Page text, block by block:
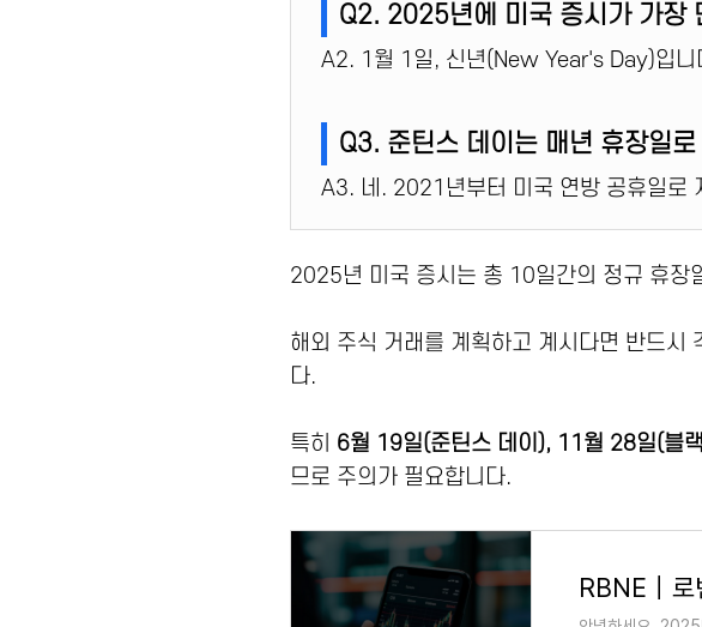
Q2. 2025년에 미국 증시가 가장
A2. 1월 1일, 신년(New Year's Day)입니
Q3. 준틴스 데이는 매년 휴장일
A3. 네. 2021년부터 미국 연방 공휴일로
2025년 미국 증시는 총 10일간의 정규 휴장
해외 주식 거래를 계획하고 계시다면 반드시
다.
특히 6월 19일(준틴스 데이), 11월 28일(블
므로 주의가 필요합니다.